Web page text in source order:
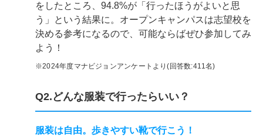
をしたところ、94.8%が「行ったほうがよいと思
う」という結果に。オープンキャンパスは志望校を
決める参考になるので、可能ならばぜひ参加してみ
よう！
※2024年度マナビジョンアンケートより(回答数:411名)
Q2.どんな服装で行ったらいい？
服装は自由。歩きやすい靴で行こう！